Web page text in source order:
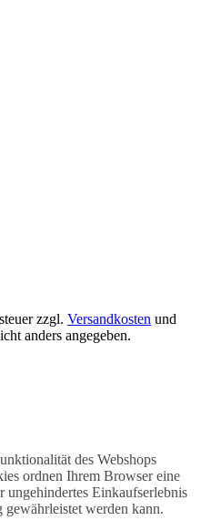
zzgl. Versandkosten und
anders angegeben.
des Webshops
ordnen Ihrem Browser eine
Einkaufserlebnis
gewährleistet werden kann.